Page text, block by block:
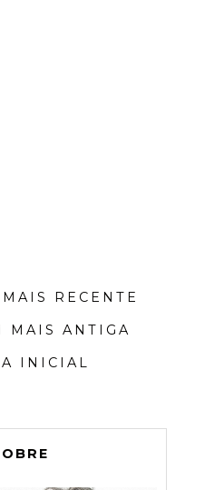
RECENTE
MAIS ANTIGA
INICIAL